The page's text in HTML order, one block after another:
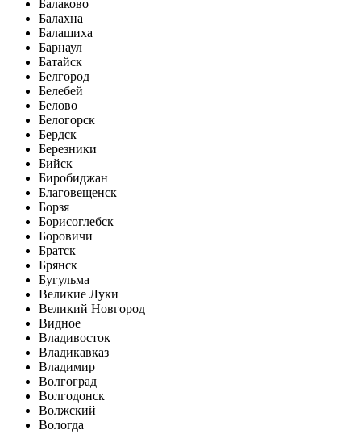
Балаково
Балахна
Балашиха
Барнаул
Батайск
Белгород
Белебей
Белово
Белогорск
Бердск
Березники
Бийск
Биробиджан
Благовещенск
Борзя
Борисоглебск
Боровичи
Братск
Брянск
Бугульма
Великие Луки
Великий Новгород
Видное
Владивосток
Владикавказ
Владимир
Волгоград
Волгодонск
Волжский
Вологда